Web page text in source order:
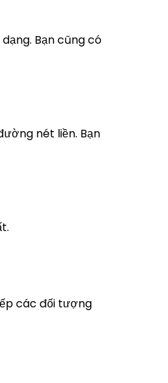
Bạn cũng có
nét liền. Bạn
các đối tượng